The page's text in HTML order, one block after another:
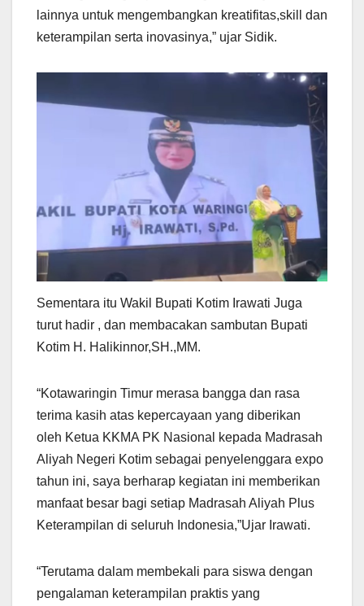
lainnya untuk mengembangkan kreatifitas,skill dan
keterampilan serta inovasinya,” ujar Sidik.
Sementara itu Wakil Bupati Kotim Irawati Juga
turut hadir , dan membacakan sambutan Bupati
Kotim H. Halikinnor,SH.,MM.
“Kotawaringin Timur merasa bangga dan rasa
terima kasih atas kepercayaan yang diberikan
oleh Ketua KKMA PK Nasional kepada Madrasah
Aliyah Negeri Kotim sebagai penyelenggara expo
tahun ini, saya berharap kegiatan ini memberikan
manfaat besar bagi setiap Madrasah Aliyah Plus
Keterampilan di seluruh Indonesia,”Ujar Irawati.
“Terutama dalam membekali para siswa dengan
pengalaman keterampilan praktis yang